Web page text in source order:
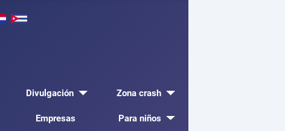
Divulgación Zona crash
Empresas Para niños